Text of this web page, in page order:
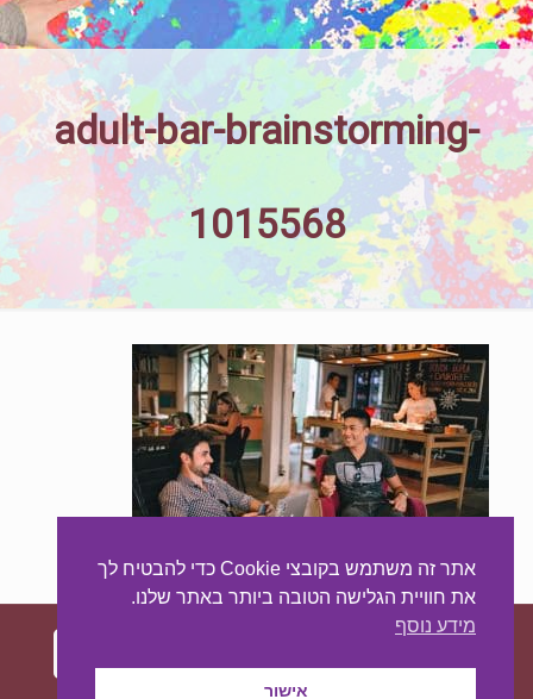
adult-bar-brainstorming-
1015568
אתר זה משתמש בקובצי Cookie כדי להבטיח לך
את חוויית הגלישה הטובה ביותר באתר שלנו.
מידע נוסף
אישור